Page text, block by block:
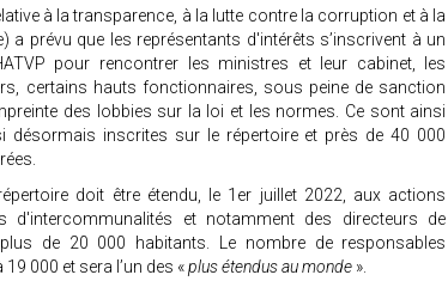
à la transparence, à la lutte contre la corruption et à la
a prévu que les représentants d'intérêts s’inscrivent à un
pour rencontrer les ministres et leur cabinet, les
certains hauts fonctionnaires, sous peine de sanction
des lobbies sur la loi et les normes. Ce sont ainsi
désormais inscrites sur le répertoire et près de 40 000
doit être étendu, le 1er juillet 2022, aux actions
d'intercommunalités et notamment des directeurs de
de 20 000 habitants. Le nombre de responsables
000 et sera l’un des «plus étendus au monde ».